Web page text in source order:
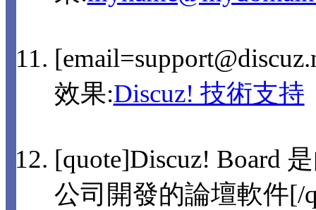
效果:Discuz! 技術支持
[quote]Discuz! Board
公司開發的論壇軟件